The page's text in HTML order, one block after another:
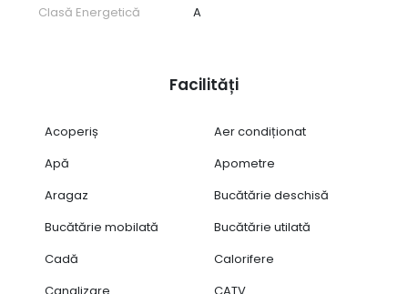
Clasă Energetică A
Facilități
Acoperiș
Aer condiționat
Apă
Apometre
Aragaz
Bucătărie deschisă
Bucătărie mobilată
Bucătărie utilată
Cadă
Calorifere